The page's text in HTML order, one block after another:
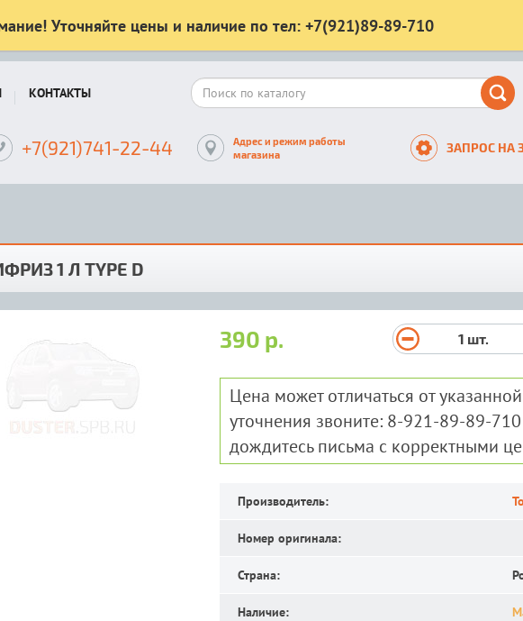
Уточняйте цены и наличие по тел: +7(921)89-89-710
КОНТАКТЫ
+7(921)741-22-44
Адрес и режим работы
магазина
ЗАПРОС НА
1 Л TYPE D
390 р. 1 шт.
Цена может отличаться от
уточнения звоните: 8-921-89-89-
дождитесь письма с корректными
Производитель:
Номер оригинала:
Страна:
Наличие: